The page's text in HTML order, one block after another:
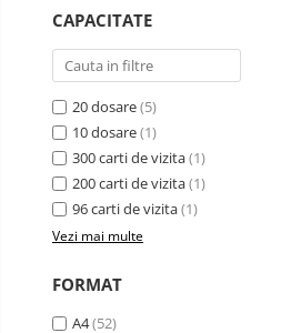
Notite autoadezive
Plicuri
Registre si repertoare
Role hartie pentru fax si case de
marcat
Role hartie pentru plotter
Corectoare
CAPACITATE
20 dosare(5)
10 dosare(1)
300 carti de vizita(1)
200 carti de vizita(1)
96 carti de vizita(1)
Vezi mai multe
FORMAT
A4(52)